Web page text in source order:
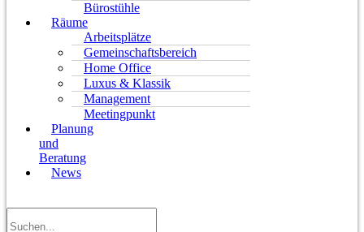
Bürostühle
Räume
Arbeitsplätze
Gemeinschaftsbereich
Home Office
Luxus & Klassik
Management
Meetingpunkt
Planung
und
Beratung
News